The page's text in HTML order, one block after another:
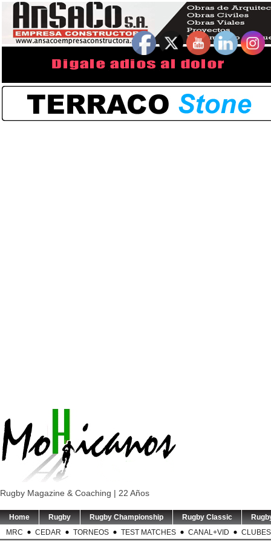
Rugby Magazine & Coaching | 22 Años
Home Rugby Rugby Championship Rugby Classic
MRC
CEDAR TORNEOS TEST MATCHES CANAL+VID CLUBES